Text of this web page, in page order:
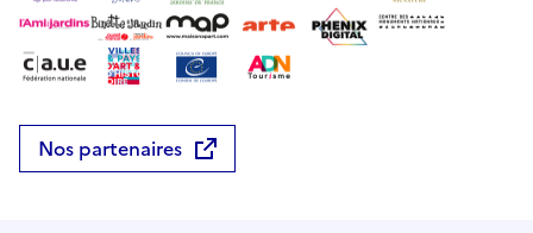
Nos partenaires